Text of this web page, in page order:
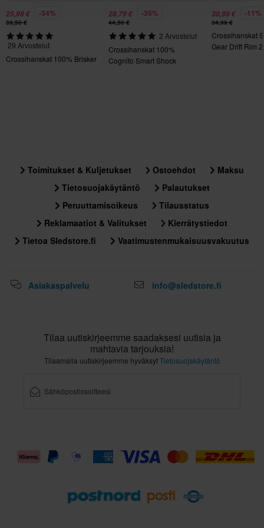
Ei määritelty
25,99 € -34%
39,50 €
29 Arvostelut
Crossihanskat 100% Brisker
28,79 € -35%
44,50 €
2 Arvostelut
Crossihanskat 100%
Cognito Smart Shock
30,99 € -11%
34,99 €
Crossihanskat
Gear Drift Rim
Toimitukset & Kuljetukset Ostoehdot
Maksu
Tietosuojakäytäntö
Palautukset
Peruuttamisoikeus
Tilausstatus
Reklamaatiot & Valitukset
Kierrätystiedot
Tietoa Sledstore.fi
Vaatimustenmukaisuusvakuutus
Asiakaspalvelu info@sledstore.fi
Tilaa uutiskirjeemme saadaksesi uutisia ja
mahtavia tarjouksia!
Tilaamalla uutiskirjeemme hyväksytTietosuojakäytäntö